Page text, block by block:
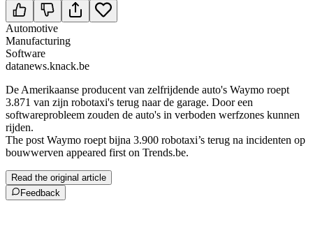
Automotive
Manufacturing
Software
datanews.knack.be
De Amerikaanse producent van zelfrijdende auto's Waymo roept
3.871 van zijn robotaxi's terug naar de garage. Door een
softwareprobleem zouden de auto's in verboden werfzones kunnen
rijden.
The post Waymo roept bijna 3.900 robotaxi’s terug na incidenten op
bouwwerven appeared first on Trends.be.
Read the original article
Feedback